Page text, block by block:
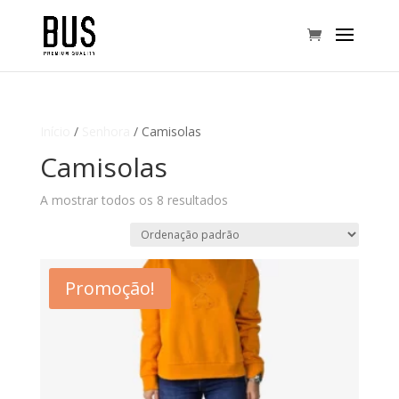
/ / Camisolas
Camisolas
A mostrar todos os 8 resultados
Promoção!